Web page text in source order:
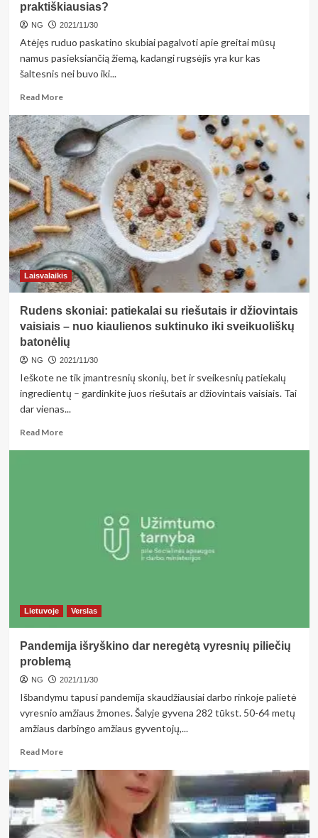
praktiškiausias?
NG 2021/11/30
Atėjęs ruduo paskatino skubiai pagalvoti apie greitai mūsų
namus pasieksiančią žiemą, kadangi rugsėjis yra kur kas
šaltesnis nei buvo iki...
Read MoreRead
about
Koks
namų
šildymo
tipas
šiuo
metu
yra
pats
praktiškiausias?
Laisvalaikis
Rudens skoniai: patiekalai su riešutais ir džiovintais
vaisiais – nuo kiaulienos suktinuko iki sveikuoliškų
batonėlių
NG 2021/11/30
Ieškote ne tik įmantresnių skonių, bet ir sveikesnių patiekalų
ingredientų – gardinkite juos riešutais ar džiovintais vaisiais. Tai
dar vienas...
Read MoreRead
kiaulienos
suktinuko
sveikuoliškų
batonėlių
Lietuvoje Verslas
Pandemija išryškino dar neregėtą vyresnių piliečių
problemą
NG 2021/11/30
Išbandymu tapusi pandemija skaudžiausiai darbo rinkoje palietė
vyresnio amžiaus žmones. Šalyje gyvena 282 tūkst. 50-64 metų
amžiaus darbingo amžiaus gyventojų,...
Read MoreRead
about
Pandemija
išryškino
dar
neregėtą